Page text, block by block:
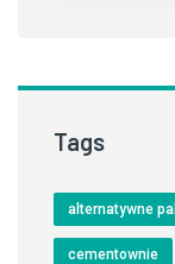
Tags
alternatywne
cementownie